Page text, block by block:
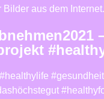
Bilder aus dem